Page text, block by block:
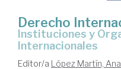
Derecho
Instituciones y Organizaciones
Internacionales
Editor/a López Martín,